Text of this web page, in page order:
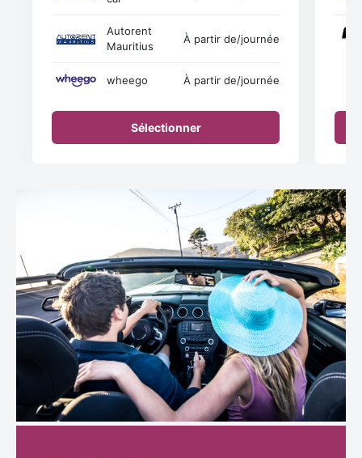
Autorent
Mauritius
À partir de/journée
wheego À partir de/journée
Sélectionner